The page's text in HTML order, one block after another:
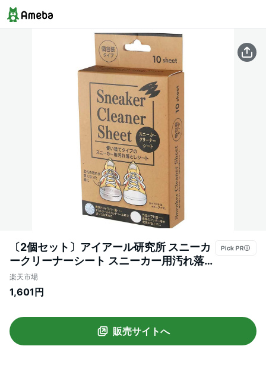
〔2個セット〕アイアール研究所 スニーカ
ークリーナーシート スニーカー用汚れ落と
しシート 10枚入 【北海道・沖縄・離島配
送不可】
楽天市場
1,601円
販売サイトへ